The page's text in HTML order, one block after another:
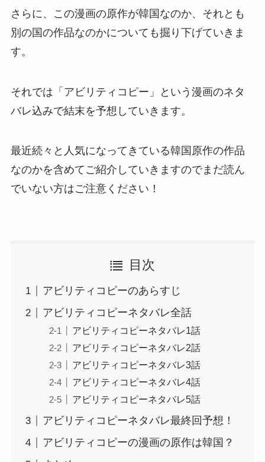
さらに、この漫画の原作が韓国なのか、それとも
別の国の作品なのかについても掘り下げていきま
す。
それでは「アビリティコピー」という漫画のネタ
バレ込みで結末を予想していきます。
最近続々と人気になってきている韓国原作の作品
なのかを含めてご紹介していきますのでまだ読ん
でいない方はご注意ください！
目次
アビリティコピーのあらすじ
アビリティコピーネタバレ全話
アビリティコピーネタバレ1話
アビリティコピーネタバレ2話
アビリティコピーネタバレ3話
アビリティコピーネタバレ4話
アビリティコピーネタバレ5話
アビリティコピーネタバレ最終回予想！
アビリティコピーの漫画の原作は韓国？